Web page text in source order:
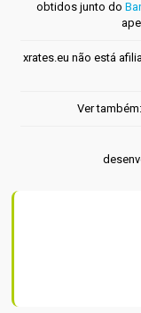
obtidos junto do
xrates.eu não está
Ver também: